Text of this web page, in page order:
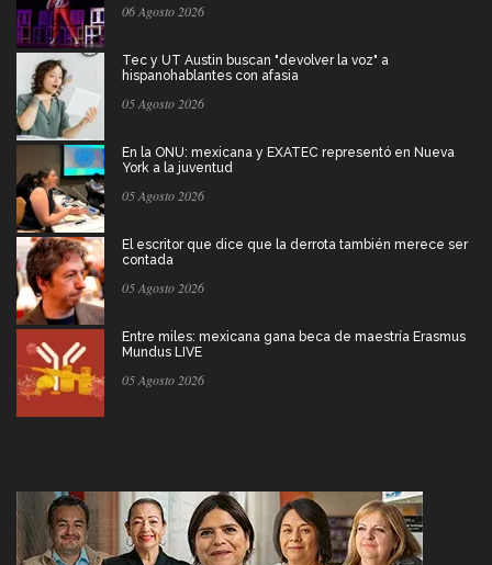
06 Agosto 2026
Tec y UT Austin buscan "devolver la voz" a
hispanohablantes con afasia
05 Agosto 2026
En la ONU: mexicana y EXATEC representó en Nueva
York a la juventud
05 Agosto 2026
El escritor que dice que la derrota también merece ser
contada
05 Agosto 2026
Entre miles: mexicana gana beca de maestría Erasmus
Mundus LIVE
05 Agosto 2026